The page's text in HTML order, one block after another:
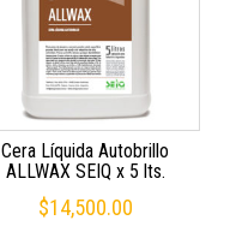
Cera Líquida Autobrillo
ALLWAX SEIQ x 5 lts.
$14,500.00